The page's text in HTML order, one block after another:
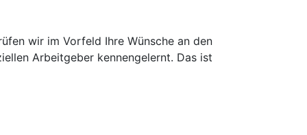
wir im Vorfeld Ihre Wünsche an den
Arbeitgeber kennengelernt. Das ist